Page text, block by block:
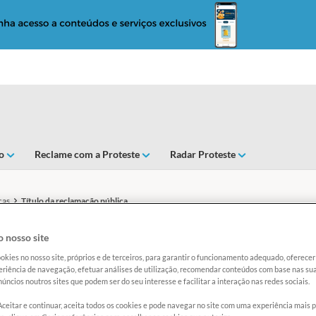
Reclame com a Proteste Radar Proteste
Título da reclamação pública
no primeiro dia de
nosso site
no nosso site, próprios e de terceiros, para garantir o funcionamento adequado,
de navegação, efetuar análises de utilização, recomendar conteúdos com base nas
noutros sites que podem ser do seu interesse e facilitar a interação nas redes sociais.
e continuar, aceita todos os cookies e pode navegar no site com uma experiência mais